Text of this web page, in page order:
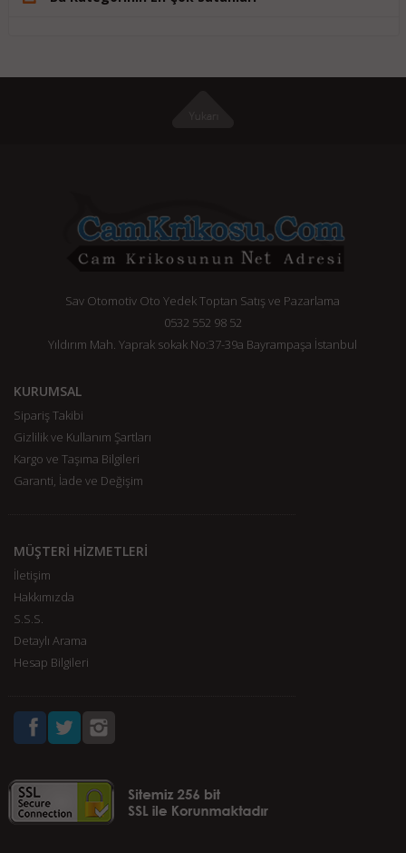
Sav Otomotiv Oto Yedek Toptan Satış ve Pazarlama
0532 552 98 52
Yıldırım Mah. Yaprak sokak No:37-39a Bayrampaşa İstanbul
KURUMSAL
Sipariş Takibi
Gizlilik ve Kullanım Şartları
Kargo ve Taşıma Bilgileri
Garanti, İade ve Değişim
MÜŞTERİ HİZMETLERİ
İletişim
Hakkımızda
S.S.S.
Detaylı Arama
Hesap Bilgileri